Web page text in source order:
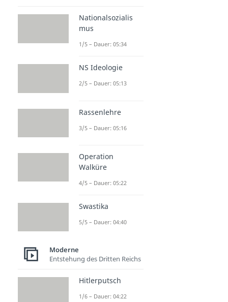
Nationalsozialis
mus
1/5 – Dauer: 05:34
NS Ideologie
2/5 – Dauer: 05:13
Rassenlehre
3/5 – Dauer: 05:16
Operation
Walküre
4/5 – Dauer: 05:22
Swastika
5/5 – Dauer: 04:40
Moderne
Entstehung des Dritten Reichs
Hitlerputsch
1/6 – Dauer: 04:22